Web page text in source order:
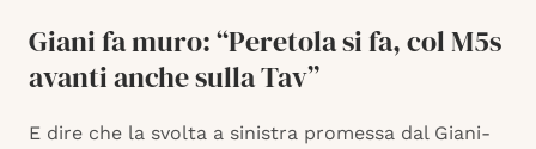
Giani fa muro: “Peretola si fa, col M5s
avanti anche sulla Tav”
E dire che la svolta a sinistra promessa dal Giani-